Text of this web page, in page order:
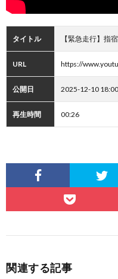
タイトル 【緊急走行】指
URL https://
公開日 2025-12-10
再生時間 00:26
関連する記事